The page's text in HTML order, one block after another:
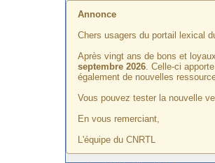
Annonce
Chers usagers du portail lexical
Après vingt ans de bons et
septembre 2026. Celle-ci
également de nouvelles
Vous pouvez tester la nouvelle
En vous remerciant,
L'équipe du CNRTL